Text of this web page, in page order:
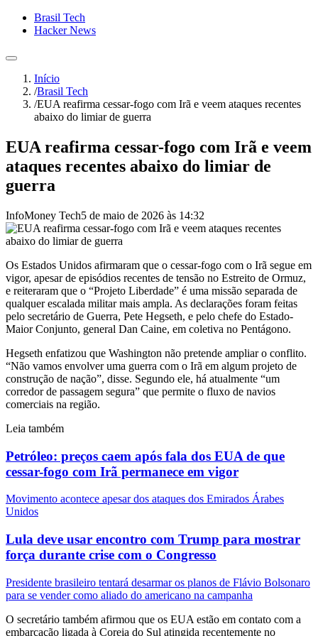
Brasil Tech
Hacker News
Início
/Brasil Tech
/EUA reafirma cessar-fogo com Irã e veem ataques recentes
abaixo do limiar de guerra
EUA reafirma cessar-fogo com Irã e veem
ataques recentes abaixo do limiar de
guerra
InfoMoney Tech5 de maio de 2026 às 14:32
Os Estados Unidos afirmaram que o cessar-fogo com o Irã segue em
vigor, apesar de episódios recentes de tensão no Estreito de Ormuz,
e reiteraram que o “Projeto Liberdade” é uma missão separada de
qualquer escalada militar mais ampla. As declarações foram feitas
pelo secretário de Guerra, Pete Hegseth, e pelo chefe do Estado-
Maior Conjunto, general Dan Caine, em coletiva no Pentágono.
Hegseth enfatizou que Washington não pretende ampliar o conflito.
“Não vamos envolver uma guerra com o Irã em algum projeto de
construção de nação”, disse. Segundo ele, há atualmente “um
corredor de passagem segura” que permite o fluxo de navios
comerciais na região.
Leia também
Petróleo: preços caem após fala dos EUA de que
cessar-fogo com Irã permanece em vigor
Movimento acontece apesar dos ataques dos Emirados Árabes
Unidos
Lula deve usar encontro com Trump para mostrar
força durante crise com o Congresso
Presidente brasileiro tentará desarmar os planos de Flávio Bolsonaro
para se vender como aliado do americano na campanha
O secretário também afirmou que os EUA estão em contato com a
embarcação ligada à Coreia do Sul atingida recentemente no